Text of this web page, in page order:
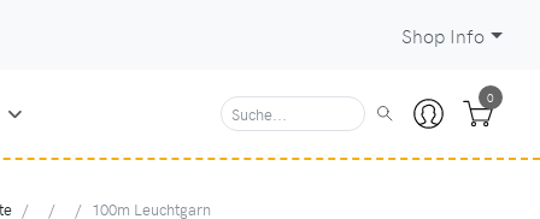
Shop Info
0
100m Leuchtgarn